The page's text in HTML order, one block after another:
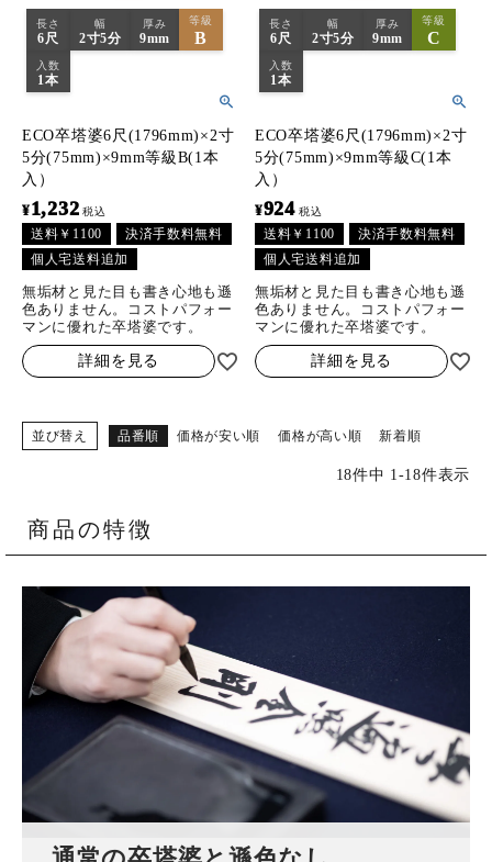
長さ
6尺
幅
2寸5分
厚み
9mm
等級
B
入数
1本
ECO卒塔婆6尺(1796mm)×2寸
5分(75mm)×9mm等級B(1本
入）
¥1,232 税込
送料￥1100
決済手数料無料
個人宅送料追加
無垢材と見た目も書き心地も遜
色ありません。コストパフォー
マンに優れた卒塔婆です。
詳細を見る
長さ
6尺
幅
2寸5分
厚み
9mm
等級
C
入数
1本
ECO卒塔婆6尺(1796mm)×2寸
5分(75mm)×9mm等級C(1本
入）
¥924 税込
送料￥1100
決済手数料無料
個人宅送料追加
無垢材と見た目も書き心地も遜
色ありません。コストパフォー
マンに優れた卒塔婆です。
詳細を見る
並び替え 品番順 価格が安い順 価格が高い順 新着順
18件中 1 -18件表示
商品の特徴